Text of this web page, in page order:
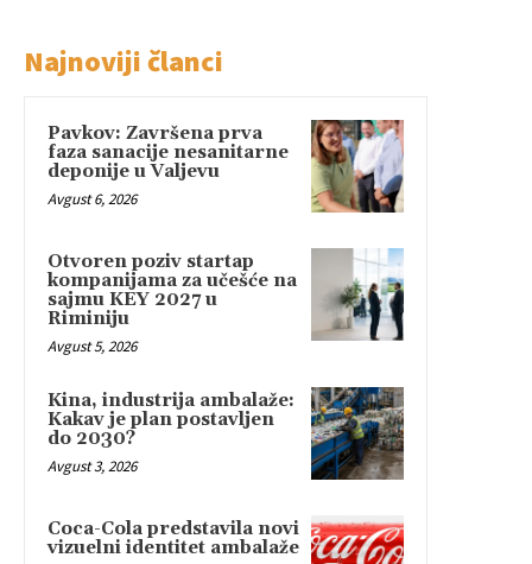
Najnoviji članci
Pavkov: Završena prva
faza sanacije nesanitarne
deponije u Valjevu
Avgust 6, 2026
Otvoren poziv startap
kompanijama za učešće na
sajmu KEY 2027 u
Riminiju
Avgust 5, 2026
Kina, industrija ambalaže:
Kakav je plan postavljen
do 2030?
Avgust 3, 2026
Coca-Cola predstavila novi
vizuelni identitet ambalaže